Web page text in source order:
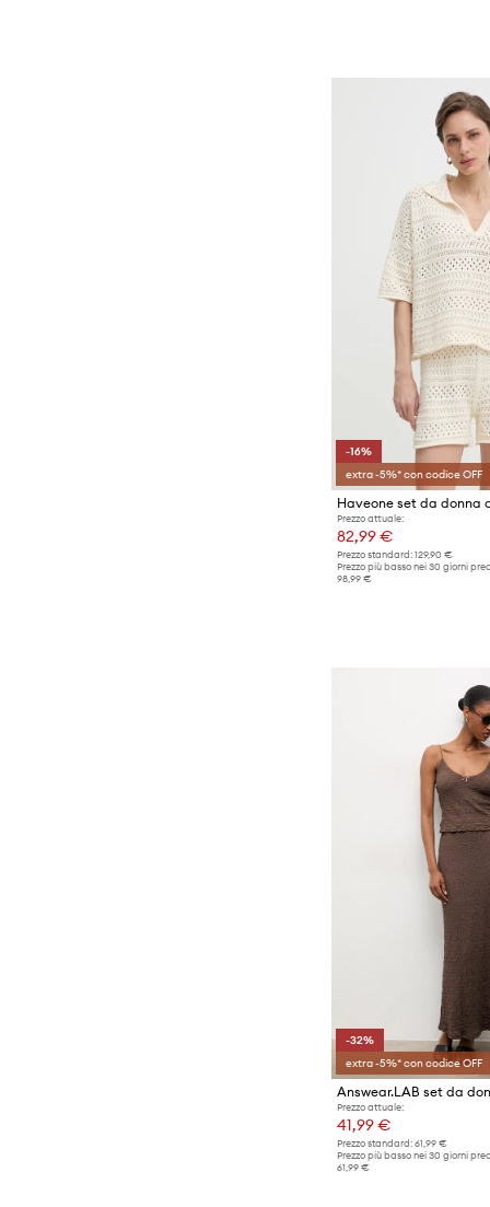
-16%
extra -5%* con codice OFF
Haveone set da donna
Prezzo attuale:
82,99 €
Prezzo standard: 129,90 €
Prezzo più basso nei 30 giorni
98,99 €
-32%
extra -5%* con codice OFF
Answear.LAB set da
Prezzo attuale:
41,99 €
Prezzo standard: 61,99 €
Prezzo più basso nei 30 giorni
61,99 €